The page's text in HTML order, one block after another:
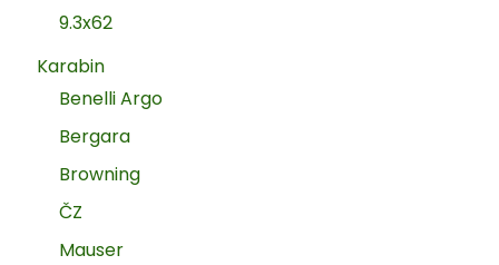
9.3x62
Karabin
Benelli Argo
Bergara
Browning
ČZ
Mauser